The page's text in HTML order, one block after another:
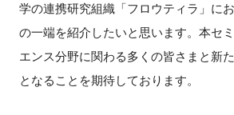
学の連携研究組織「フロウティラ」に
の一端を紹介したいと思います。本セ
エンス分野に関わる多くの皆さまと新
となることを期待しております。